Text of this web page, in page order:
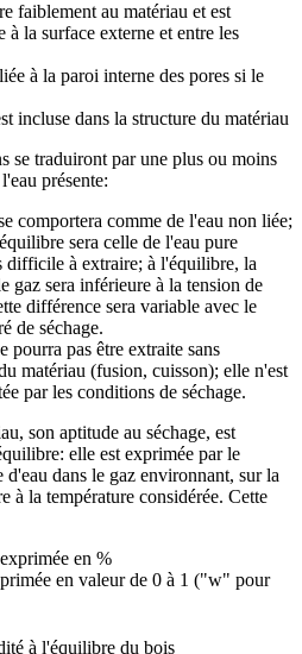
faiblement au matériau et est
à la surface externe et entre les
à la paroi interne des pores si le
incluse dans la structure du matériau
se traduiront par une plus ou moins
présente:
comportera comme de l'eau non liée;
sera celle de l'eau pure
difficile à extraire; à l'équilibre, la
gaz sera inférieure à la tension de
différence sera variable avec le
de séchage.
pourra pas être extraite sans
matériau (fusion, cuisson); elle n'est
par les conditions de séchage.
son aptitude au séchage, est
elle est exprimée par le
dans le gaz environnant, sur la
à la température considérée. Cette
en %
en valeur de 0 à 1 ("w" pour
à l'équilibre du bois